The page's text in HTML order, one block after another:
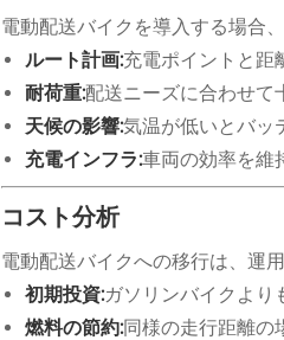
電動配送バイクを導入する場合
ルート計画:充電ポイントと距
耐荷重:配送ニーズに合わせて
天候の影響:気温が低いとバッ
充電インフラ:車両の効率を維
コスト分析
電動配送バイクへの移行は、運
初期投資:ガソリンバイクより
燃料の節約:同様の走行距離の